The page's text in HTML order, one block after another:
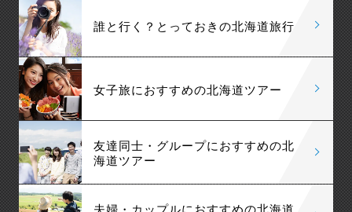
誰と行く？とっておきの北海道旅行
女子旅におすすめの北海道ツアー
友達同士・グループにおすすめの北
海道ツアー
夫婦・カップルにおすすめの北海道